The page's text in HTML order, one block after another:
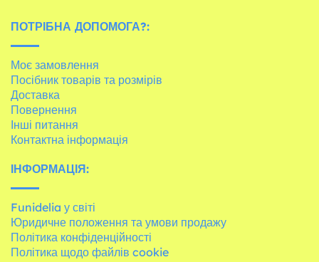
ПОТРІБНА ДОПОМОГА?:
Моє замовлення
Посібник товарів та розмірів
Доставка
Повернення
Інші питання
Контактна інформація
ІНФОРМАЦІЯ:
Funidelia у світі
Юридичне положення та умови продажу
Політика конфіденційності
Політика щодо файлів cookie